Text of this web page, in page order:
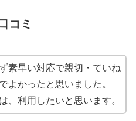
コミ
素早い対応で親切・ていね
かったと思いました。
、利用したいと思います。